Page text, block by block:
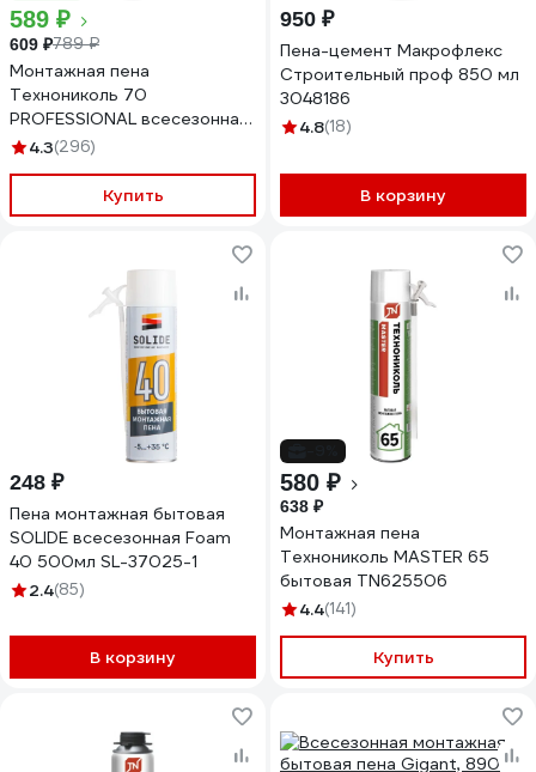
589 ₽
609 ₽789 ₽
Монтажная пена
Технониколь 70
PROFESSIONAL всесезонная
Объем 1000 мл TN528369
4.3(296)
Купить
950 ₽
Пена-цемент Макрофлекс
Строительный проф 850 мл
3048186
4.8(18)
В корзину
248 ₽
Пена монтажная бытовая
SOLIDE всесезонная Foam
40 500мл SL-37025-1
2.4(85)
В корзину
580 ₽
638 ₽
Монтажная пена
Технониколь MASTER 65
бытовая TN625506
4.4(141)
Купить